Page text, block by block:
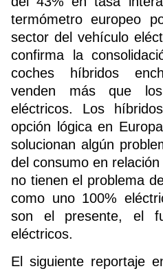
termómetro europeo
sector del vehículo
confirma la
coches híbridos
venden más que
eléctricos. Los
opción lógica en
solucionan algún
del consumo en
no tienen el problema
como uno 100%
son el presente, el
eléctricos.
El siguiente reportaje